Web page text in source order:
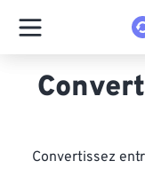
Convertissez